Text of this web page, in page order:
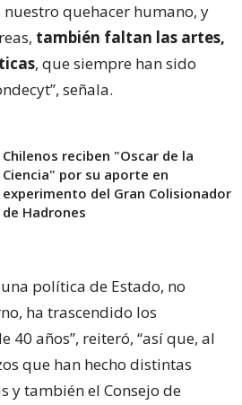
quehacer humano, y
también faltan las artes,
, que siempre han sido
señala.
Chilenos reciben "Oscar de la
Ciencia" por su aporte en
experimento del Gran Colisionador
de Hadrones
política de Estado, no
ha trascendido los
40 años”, reiteró, “así que, al
que han hecho distintas
y también el Consejo de